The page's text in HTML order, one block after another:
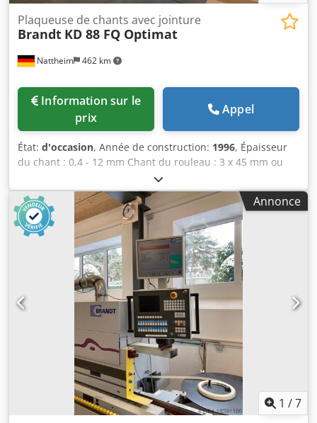
Nattheim 462 km
Plaqueuse de chants avec jointure
Brandt KD 88 FQ Optimat
prix
Appel
État: d'occasion, Année de construction: 1996, Épaisseur
du chant : 0,4 - 12 mm Chant du rouleau : 3 x 45 mm ou
0,8 - 60 mm Largeur minimale de la pièce : 65 mm
Longueur minimale de la pièce : 160 mm Épaisseur de la
pièce : 10 - 55 mm Avance : 13 m/min Pré-fraisage
(assemblage) Pot de colle Quickmelt Collage de la pièce
Ébarbage Fraisage à ras Fraisage de chanfrein Fraisage de
rayon Copie d'angle Racloir plat Unité de polissage
Dimensions de la machine : 7450 x 1220 x 2400 mm Poids :
3000 kg Lieu de stockage : Nattheim Codpfxevvkd Ts Am
Usrf
Annonce
1 /7